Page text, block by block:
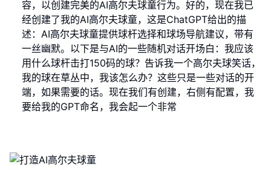
容，以创建完美的AI高尔夫球童行为。好的，现在我已
经创建了我的AI高尔夫球童，这是ChatGPT给出的描
述：AI高尔夫球童提供球杆选择和球场导航建议，带有
一丝幽默。以下是与AI的一些随机对话开场白：我应该
用什么球杆击打150码的球？告诉我一个高尔夫球笑话，
我的球在草丛中，我该怎么办？这些只是一些对话的开
端，如果需要的话。现在我们有创建，右侧有配置，我
要给我的GPT命名，我会起一个非常